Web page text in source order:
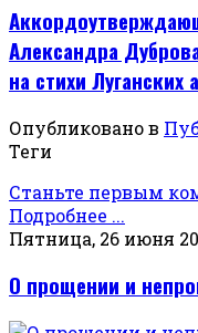
Александра
на стихи Луганских
Опубликовано в
Теги
Станьте первым
Подробнее ...
Пятница, 26 июня
О прощении и